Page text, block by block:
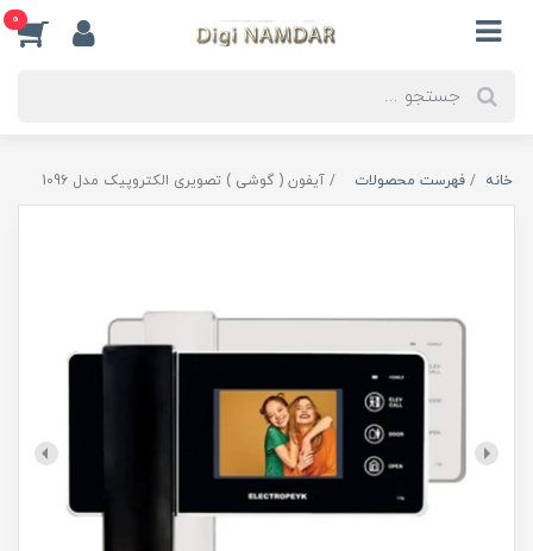
0
خانه فهرست محصولات آیفون ( گوشی ) تصویری الکتروپیک مدل 1096